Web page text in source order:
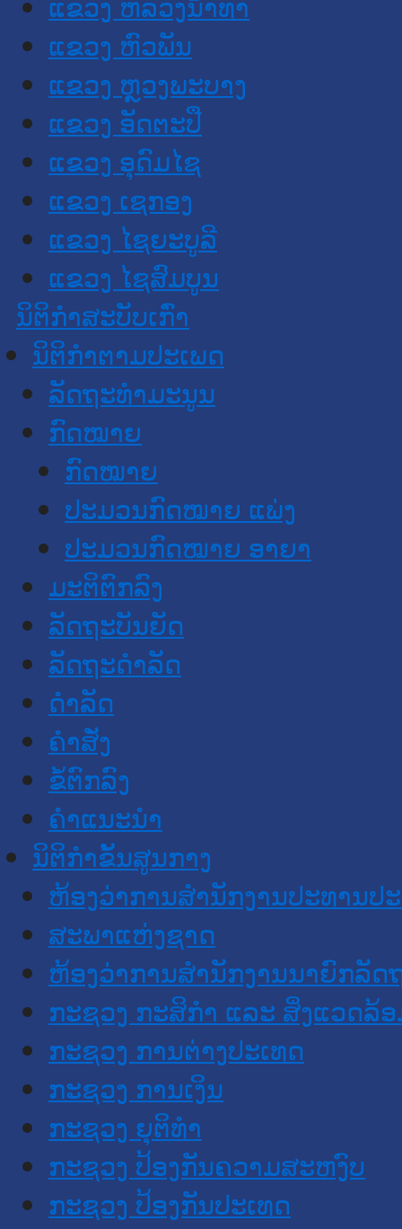
ແຂວງ ຫົວພັນ
ແຂວງ ຫຼວງພະບາງ
ແຂວງ ອັດຕະປື
ແຂວງ ອຸດົມໄຊ
ແຂວງ ເຊກອງ
ແຂວງ ໄຊຍະບູລີ
ແຂວງ ໄຊສົມບູນ
ນິຕິກໍາສະບັບເກົ່າ
ນິຕິກຳຕາມປະເພດ
ລັດຖະທໍາມະນູນ
ກົດໝາຍ
ກົດໝາຍ
ປະມວນກົດໝາຍ ແພ່ງ
ປະມວນກົດໝາຍ ອາຍາ
ມະຕິຕົກລົງ
ລັດຖະບັນຍັດ
ລັດຖະດໍາລັດ
ດໍາລັດ
ຄໍາສັ່ງ
ຂໍ້ຕົກລົງ
ຄໍາແນະນໍາ
ນິຕິກໍາຂັ້ນສູນກາງ
ຫ້ອງວ່າການສໍານັກງານປະທານປ
ສະພາແຫ່ງຊາດ
ຫ້ອງວ່າການສຳນັກງານນາຍົກລັດ
ກະຊວງ ກະສິກຳ ແລະ ສິ່ງແວດລ້
ກະຊວງ ການຕ່າງປະເທດ
ກະຊວງ ການເງິນ
ກະຊວງ ຍຸຕິທໍາ
ກະຊວງ ປ້ອງກັນຄວາມສະຫງົບ
ກະຊວງ ປ້ອງກັນປະເທດ